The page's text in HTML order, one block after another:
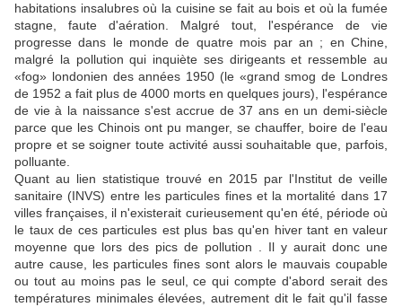
habitations insalubres où la cuisine se fait au bois et où la fumée
stagne, faute d'aération. Malgré tout, l'espérance de vie
progresse dans le monde de quatre mois par an ; en Chine,
malgré la pollution qui inquiète ses dirigeants et ressemble au
«fog» londonien des années 1950 (le «grand smog de Londres
de 1952 a fait plus de 4000 morts en quelques jours), l'espérance
de vie à la naissance s'est accrue de 37 ans en un demi-siècle
parce que les Chinois ont pu manger, se chauffer, boire de l'eau
propre et se soigner toute activité aussi souhaitable que, parfois,
polluante.
Quant au lien statistique trouvé en 2015 par l'Institut de veille
sanitaire (INVS) entre les particules fines et la mortalité dans 17
villes françaises, il n'existerait curieusement qu'en été, période où
le taux de ces particules est plus bas qu'en hiver tant en valeur
moyenne que lors des pics de pollution . Il y aurait donc une
autre cause, les particules fines sont alors le mauvais coupable
ou tout au moins pas le seul, ce qui compte d'abord serait des
températures minimales élevées, autrement dit le fait qu'il fasse